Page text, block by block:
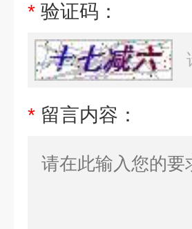
* 验证码：
* 留言内容：